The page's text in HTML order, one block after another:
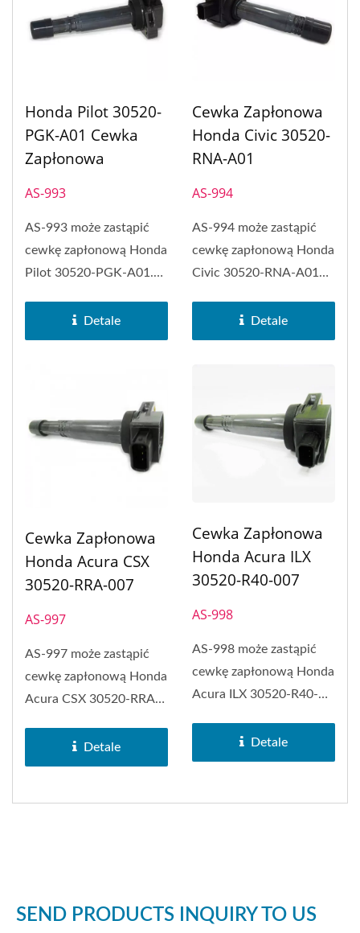
Honda Pilot 30520-
PGK-A01 Cewka
Zapłonowa
AS-993
AS-993 może zastąpić
cewkę zapłonową Honda
Pilot 30520-PGK-A01.
Detale
Cewka Zapłonowa
Honda Civic 30520-
RNA-A01
AS-994
AS-994 może zastąpić
cewkę zapłonową Honda
Civic 30520-RNA-A01
Cewka...
Detale
Cewka Zapłonowa
Honda Acura CSX
30520-RRA-007
AS-997
AS-997 może zastąpić
cewkę zapłonową Honda
Acura CSX 30520-RRA-
Detale
Cewka Zapłonowa
Honda Acura ILX
30520-R40-007
AS-998
AS-998 może zastąpić
cewkę zapłonową Honda
Acura ILX 30520-R40-
Detale